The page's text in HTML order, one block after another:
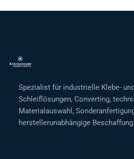
Spezialist für industrielle Klebe- und
Schleiflösungen, Converting,
Materialauswahl,
herstellerunabhängige Beschaffung.